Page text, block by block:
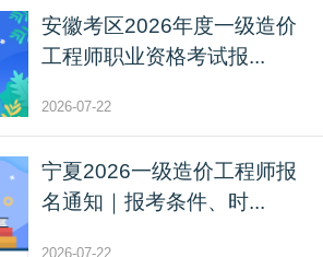
安徽考区2026年度一级造价
工程师职业资格考试报...
2026-07-22
宁夏2026一级造价工程师报
名通知｜报考条件、时...
2026-07-22